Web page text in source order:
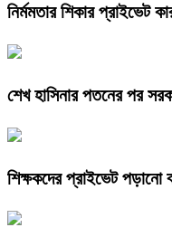
নির্মমতার শিকার প্রাইভেট
শেখ হাসিনার পতনের পর
শিক্ষকদের প্রাইভেট পড়ানো